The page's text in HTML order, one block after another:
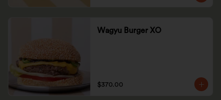
Wagyu Burger XO
$370.00